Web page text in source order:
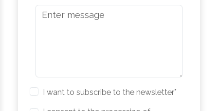
I want to subscribe to the newsletter*